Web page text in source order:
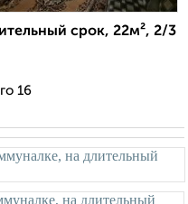
срок, 22м², 2/3
16